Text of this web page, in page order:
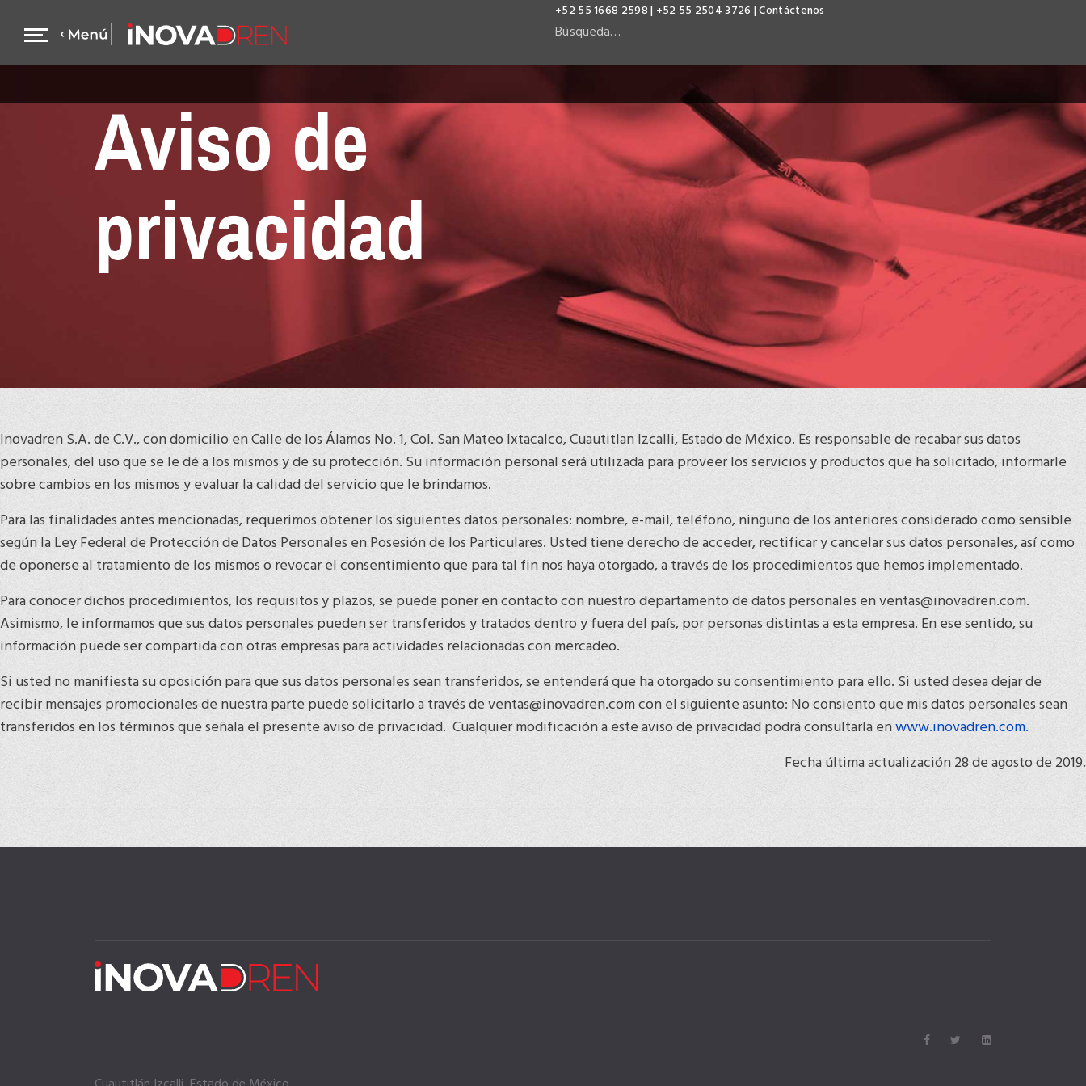
+52 55 1668 2598 | +52 55 2504 3726 | Contáctenos
Aviso de
privacidad
Inovadren S.A. de C.V., con domicilio en Calle de los Álamos No. 1, Col. San Mateo Ixtacalco, Cuautitlan Izcalli, Estado de México. Es responsable de recabar sus datos
personales, del uso que se le dé a los mismos y de su protección. Su información personal será utilizada para proveer los servicios y productos que ha solicitado, informarle
sobre cambios en los mismos y evaluar la calidad del servicio que le brindamos.
Para las finalidades antes mencionadas, requerimos obtener los siguientes datos personales: nombre, e-mail, teléfono, ninguno de los anteriores considerado como sensible
según la Ley Federal de Protección de Datos Personales en Posesión de los Particulares. Usted tiene derecho de acceder, rectificar y cancelar sus datos personales, así como
de oponerse al tratamiento de los mismos o revocar el consentimiento que para tal fin nos haya otorgado, a través de los procedimientos que hemos implementado.
Para conocer dichos procedimientos, los requisitos y plazos, se puede poner en contacto con nuestro departamento de datos personales en ventas@inovadren.com.
Asimismo, le informamos que sus datos personales pueden ser transferidos y tratados dentro y fuera del país, por personas distintas a esta empresa. En ese sentido, su
información puede ser compartida con otras empresas para actividades relacionadas con mercadeo.
Si usted no manifiesta su oposición para que sus datos personales sean transferidos, se entenderá que ha otorgado su consentimiento para ello. Si usted desea dejar de
recibir mensajes promocionales de nuestra parte puede solicitarlo a través de ventas@inovadren.com con el siguiente asunto: No consiento que mis datos personales sean
transferidos en los términos que señala el presente aviso de privacidad. Cualquier modificación a este aviso de privacidad podrá consultarla enwww.inovadren.com.
Fecha última actualización 28 de agosto de 2019.